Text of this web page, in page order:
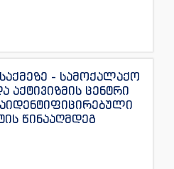
- სამოქალაქო
აქტივიზმის ცენტრი
წინააღმდეგ